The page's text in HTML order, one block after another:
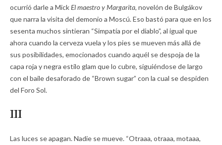
ocurrió darle a MickEl maestro y Margarita, novelón de Bulgákov
que narra la visita del demonio a Moscú. Eso bastó para que en los
sesenta muchos sintieran “Simpatía por el diablo”, al igual que
ahora cuando la cerveza vuela y los pies se mueven más allá de
sus posibilidades, emocionados cuando aquél se despoja de la
capa roja y negra estilo glam que lo cubre, siguiéndose de largo
con el baile desaforado de “Brown sugar” con la cual se despiden
del Foro Sol.
III
Las luces se apagan. Nadie se mueve. “Otraaa, otraaa, motaaa,